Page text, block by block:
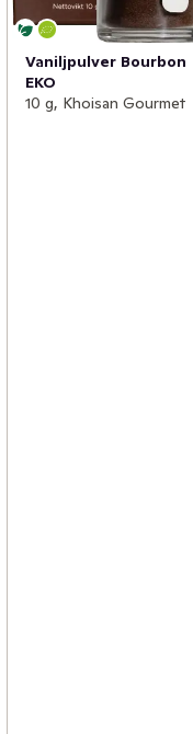
Vaniljpulver Bourbon
EKO
10 g, Khoisan Gourmet